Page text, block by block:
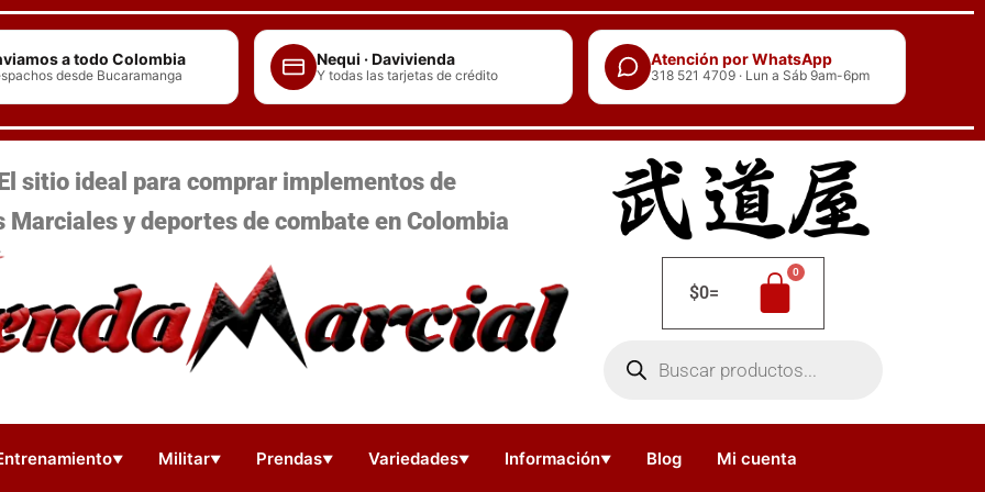
a todo Colombia
desde Bucaramanga
Nequi · Davivienda
Y todas las tarjetas de crédito
Atención por WhatsApp
318 521 4709 · Lun a Sáb 9am-6pm
sitio ideal para comprar implementos de
Marciales y deportes de combate en Colombia
$0=
productos
▼ Militar▼ Prendas▼ Variedades▼ Información▼ Blog Mi cuenta